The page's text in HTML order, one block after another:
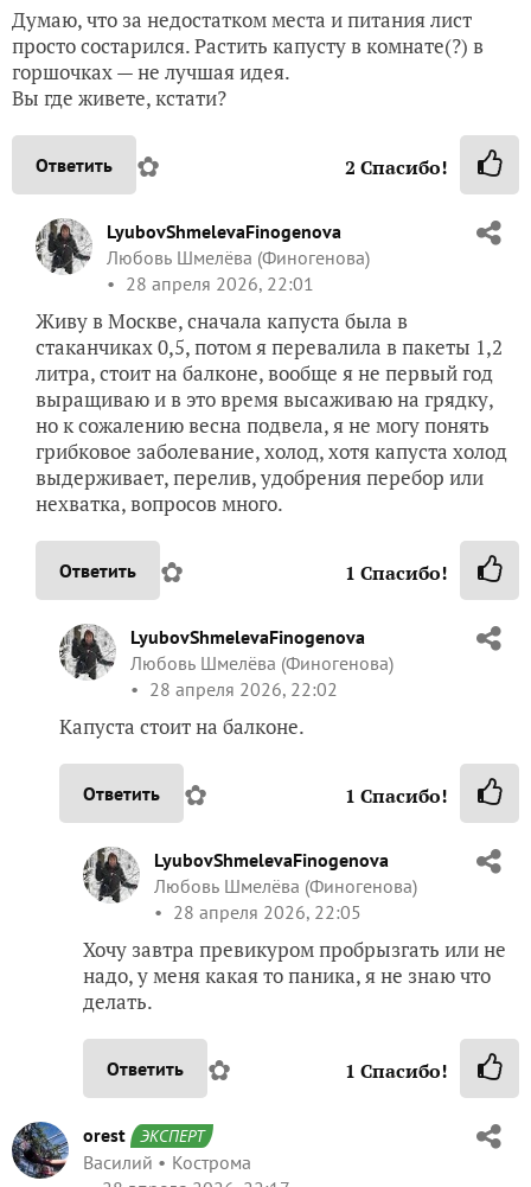
Думаю, что за недостатком места и питания лист
просто состарился. Растить капусту в комнате(?) в
горшочках — не лучшая идея.
Вы где живете, кстати?
Ответить ✿ 2 Спасибо!
LyubovShmelevaFinogenova
Любовь Шмелёва (Финогенова)
28 апреля 2026, 22:01
Живу в Москве, сначала капуста была в
стаканчиках 0,5, потом я перевалила в пакеты 1,2
литра, стоит на балконе, вообще я не первый год
выращиваю и в это время высаживаю на грядку,
но к сожалению весна подвела, я не могу понять
грибковое заболевание, холод, хотя капуста холод
выдерживает, перелив, удобрения перебор или
нехватка, вопросов много.
Ответить ✿ 1 Спасибо!
LyubovShmelevaFinogenova
Любовь Шмелёва (Финогенова)
28 апреля 2026, 22:02
Капуста стоит на балконе.
Ответить ✿ 1 Спасибо!
LyubovShmelevaFinogenova
Любовь Шмелёва (Финогенова)
28 апреля 2026, 22:05
Хочу завтра превикуром пробрызгать или не
надо, у меня какая то паника, я не знаю что
делать.
Ответить ✿ 1 Спасибо!
orest ЭКСПЕРТ
Василий
Кострома